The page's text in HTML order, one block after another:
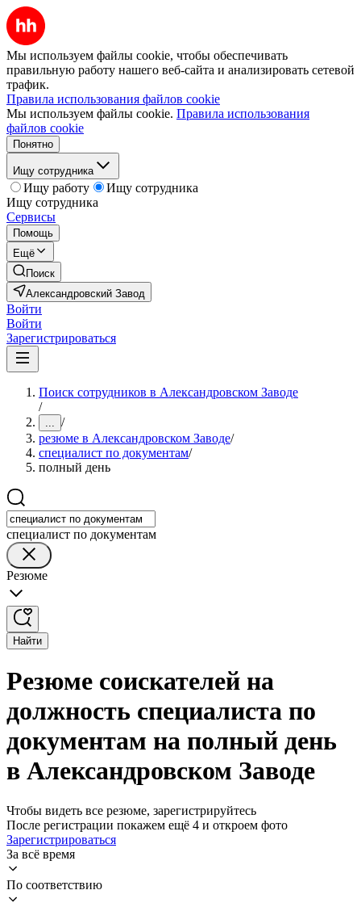
Мы используем файлы cookie, чтобы обеспечивать
правильную работу нашего веб-сайта и анализировать сетевой
трафик.
Правила использования файлов cookie
Мы используем файлы cookie. Правила использования
файлов cookie
Понятно
Ищу сотрудника
Ищу работу
Ищу сотрудника
Ищу сотрудника
Сервисы
Помощь
Ещё
Поиск
Александровский Завод
Войти
Войти
Зарегистрироваться
Поиск сотрудников в Александровском Заводе
/
... /
резюме в Александровском Заводе/
специалист по документам/
полный день
специалист по документам
Резюме
Найти
Резюме соискателей на
должность специалиста по
документам на полный день
в Александровском Заводе
Чтобы видеть все резюме, зарегистрируйтесь
После регистрации покажем ещё 4 и откроем фото
Зарегистрироваться
За всё время
По соответствию